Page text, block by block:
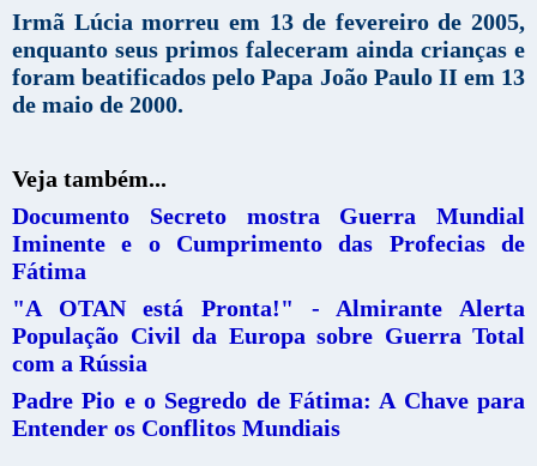
Irmã Lúcia morreu em 13 de fevereiro de 2005,
enquanto seus primos faleceram ainda crianças e
foram beatificados pelo Papa João Paulo II em 13
de maio de 2000.
Veja também...
Documento Secreto mostra Guerra Mundial
Iminente e o Cumprimento das Profecias de
Fátima
"A OTAN está Pronta!" - Almirante Alerta
População Civil da Europa sobre Guerra Total
com a Rússia
Padre Pio e o Segredo de Fátima: A Chave para
Entender os Conflitos Mundiais